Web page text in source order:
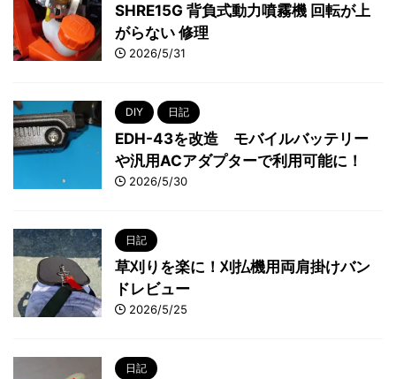
SHRE15G 背負式動力噴霧機 回転が上
がらない 修理
2026/5/31
DIY 日記
EDH-43を改造 モバイルバッテリー
や汎用ACアダプターで利用可能に！
2026/5/30
日記
草刈りを楽に！刈払機用両肩掛けバン
ドレビュー
2026/5/25
日記